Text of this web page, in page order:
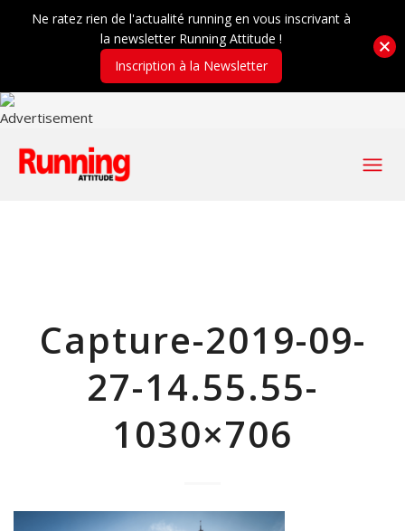
Capture-2019-09-
27-14.55.55-
1030×706
Ne ratez rien de l'actualité running en vous inscrivant à
la newsletter Running Attitude !
Inscription à la Newsletter